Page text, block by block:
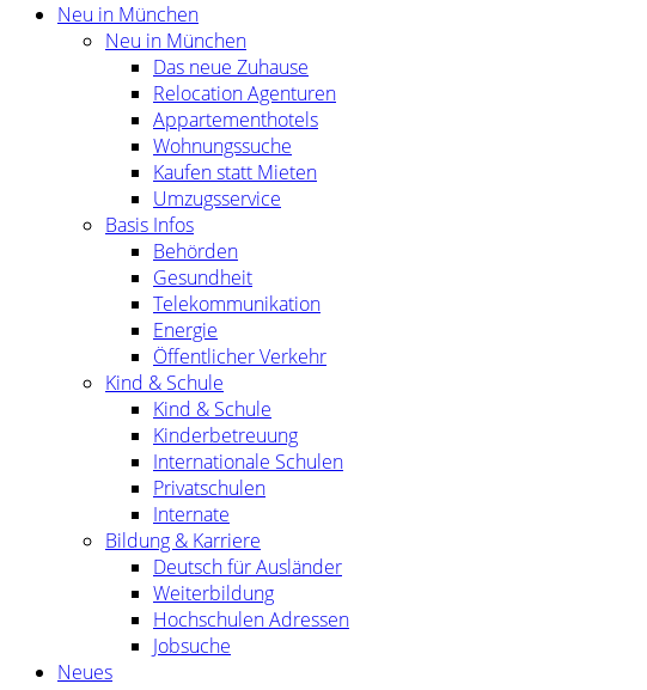
Neu in München
Neu in München
Das neue Zuhause
Relocation Agenturen
Appartementhotels
Wohnungssuche
Kaufen statt Mieten
Umzugsservice
Basis Infos
Behörden
Gesundheit
Telekommunikation
Energie
Öffentlicher Verkehr
Kind & Schule
Kind & Schule
Kinderbetreuung
Internationale Schulen
Privatschulen
Internate
Bildung & Karriere
Deutsch für Ausländer
Weiterbildung
Hochschulen Adressen
Jobsuche
Neues